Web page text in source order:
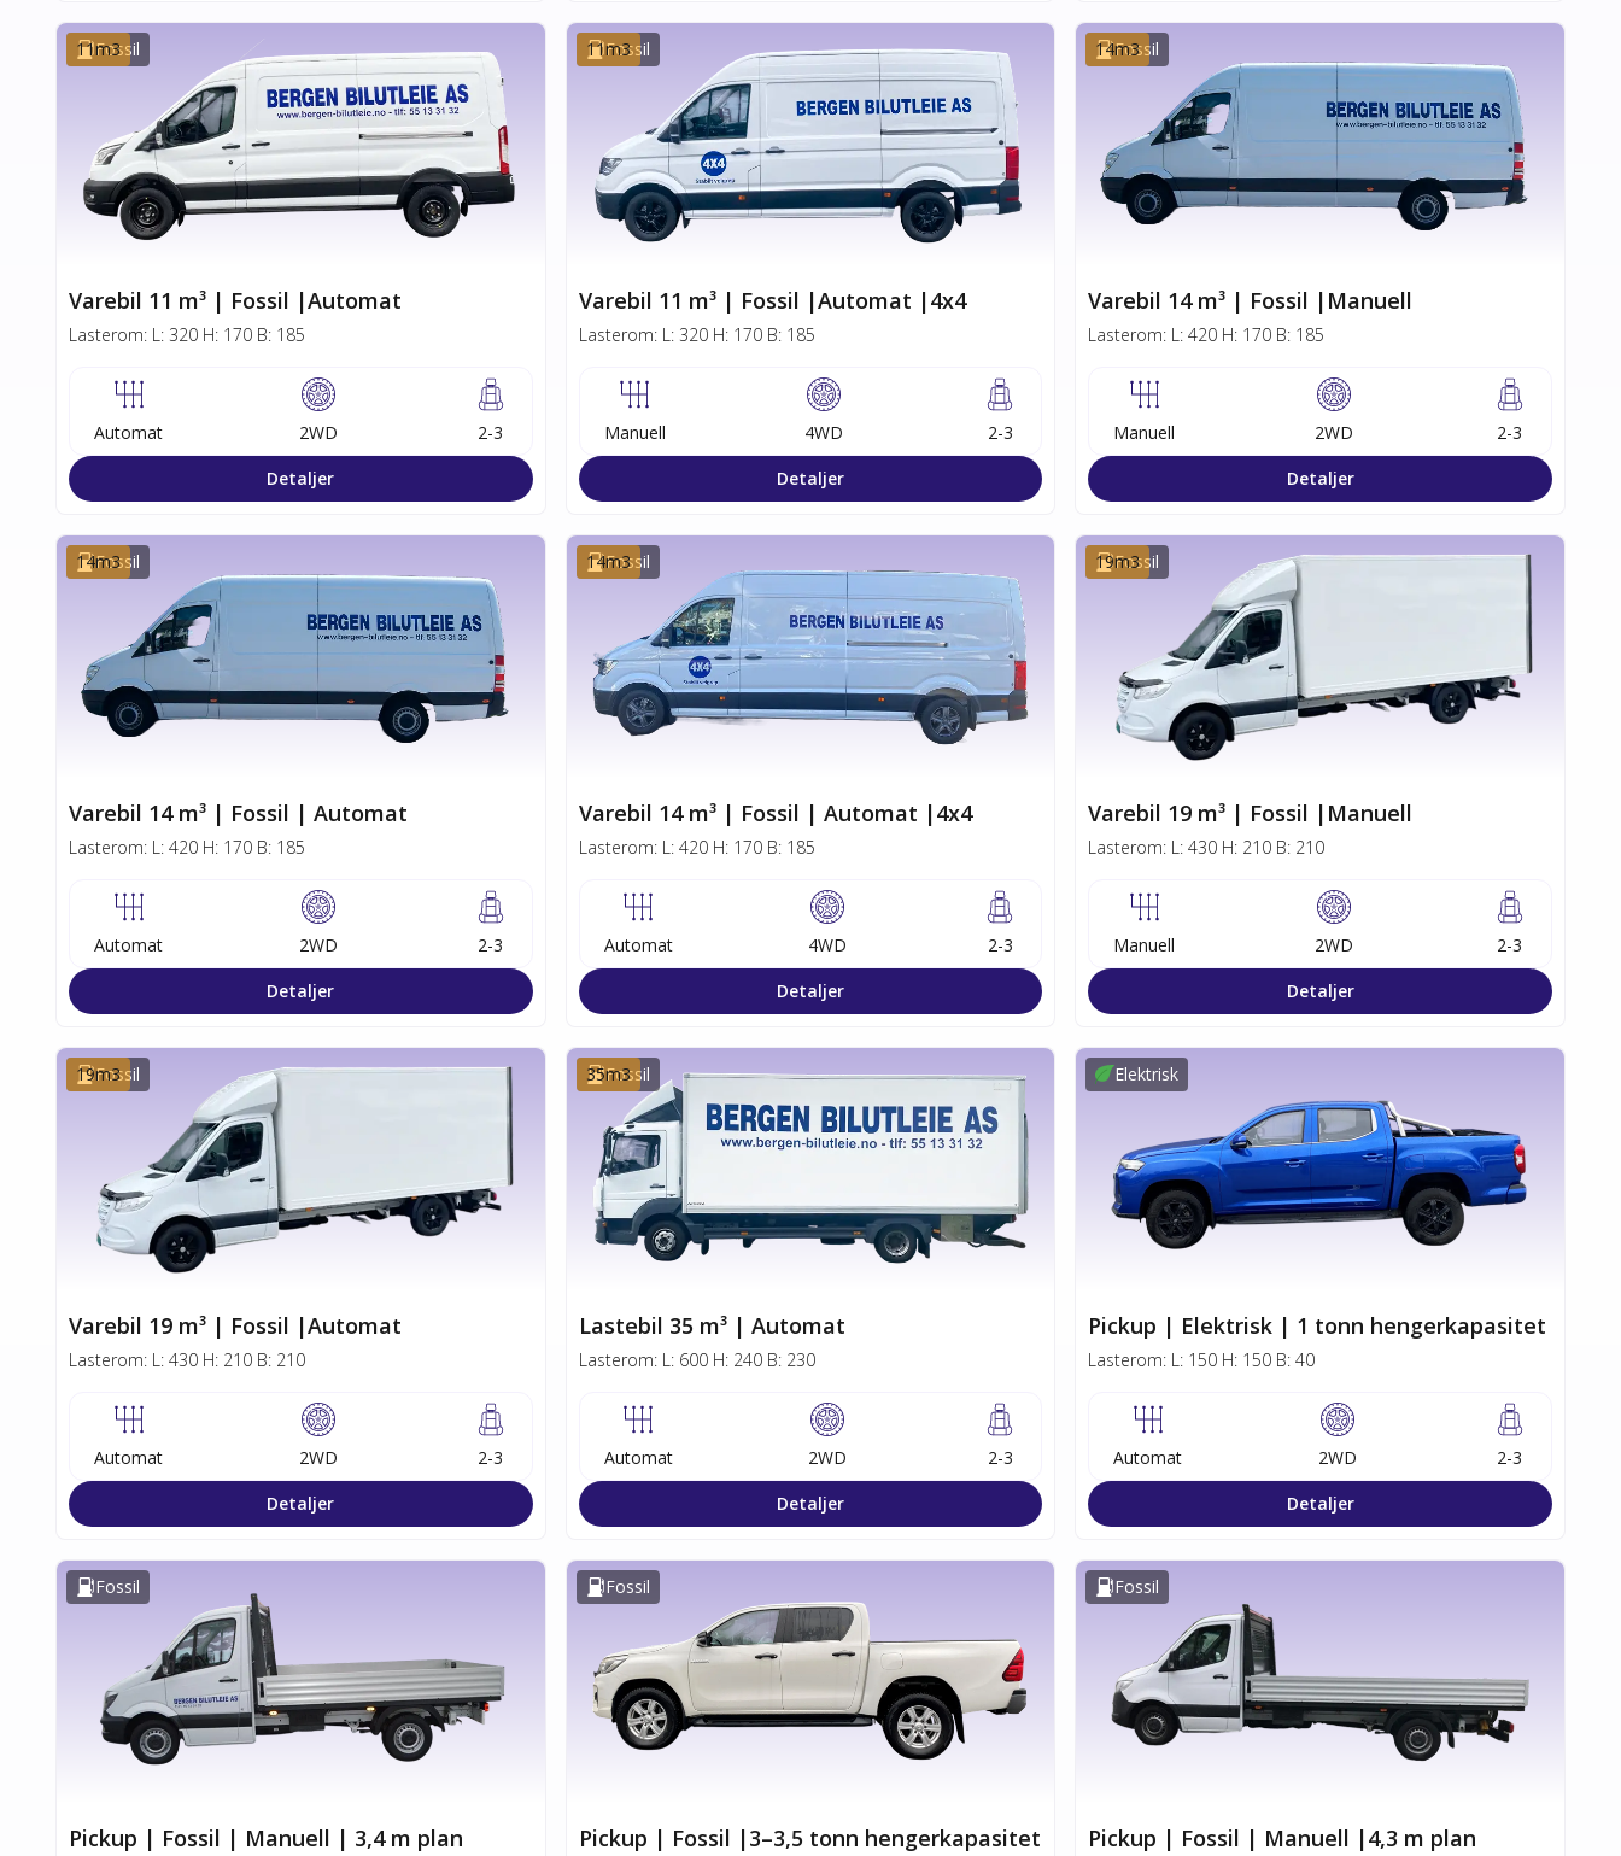
Fossil
11m3
Varebil 11 m³ | Fossil |Automat
Lasterom: L: 320 H: 170 B: 185
Automat 2WD
2-3
Detaljer
Fossil
11m3
Varebil 11 m³ | Fossil |Automat |4x4
Lasterom: L: 320 H: 170 B: 185
Manuell 4WD
2-3
Detaljer
Fossil
14m3
Varebil 14 m³ | Fossil |Manuell
Lasterom: L: 420 H: 170 B: 185
Manuell 2WD
2-3
Detaljer
Fossil
14m3
Varebil 14 m³ | Fossil | Automat
Lasterom: L: 420 H: 170 B: 185
Automat 2WD
2-3
Detaljer
Fossil
14m3
Varebil 14 m³ | Fossil | Automat |4x4
Lasterom: L: 420 H: 170 B: 185
Automat 4WD
2-3
Detaljer
Fossil
19m3
Varebil 19 m³ | Fossil |Manuell
Lasterom: L: 430 H: 210 B: 210
Manuell 2WD
2-3
Detaljer
Fossil
19m3
Varebil 19 m³ | Fossil |Automat
Lasterom: L: 430 H: 210 B: 210
Automat 2WD
2-3
Detaljer
Fossil
35m3
Lastebil 35 m³ | Automat
Lasterom: L: 600 H: 240 B: 230
Automat 2WD
2-3
Detaljer
Elektrisk
Pickup | Elektrisk | 1 tonn hengerkapasitet
Lasterom: L: 150 H: 150 B: 40
Automat 2WD
2-3
Detaljer
Fossil
Pickup | Fossil | Manuell | 3,4 m plan
Fossil
Pickup | Fossil |3–3,5 tonn hengerkapasitet
Fossil
Pickup | Fossil | Manuell |4,3 m plan